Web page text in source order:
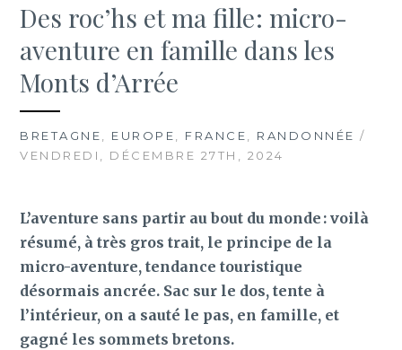
Des roc’hs et ma fille : micro-
aventure en famille dans les
Monts d’Arrée
BRETAGNE, EUROPE, FRANCE, RANDONNÉE /
VENDREDI, DÉCEMBRE 27TH, 2024
L’aventure sans partir au bout du monde : voilà
résumé, à très gros trait, le principe de la
micro-aventure, tendance touristique
désormais ancrée. Sac sur le dos, tente à
l’intérieur, on a sauté le pas, en famille, et
gagné les sommets bretons.